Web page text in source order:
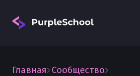
Главная Сообщество